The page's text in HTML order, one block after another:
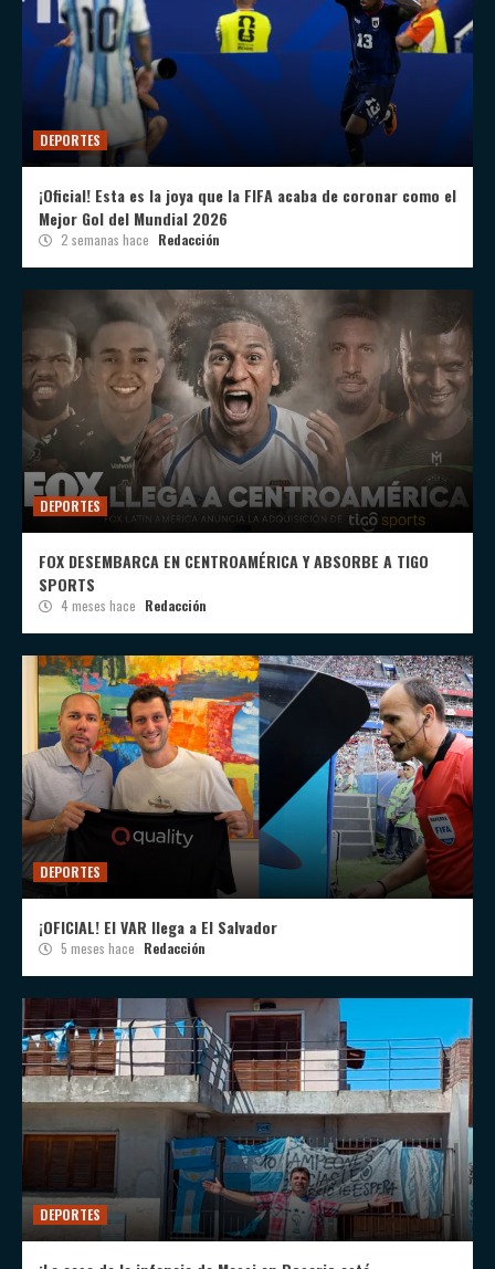
DEPORTES
¡Oficial! Esta es la joya que la FIFA acaba de coronar como el
Mejor Gol del Mundial 2026
2 semanas hace Redacción
DEPORTES
FOX DESEMBARCA EN CENTROAMÉRICA Y ABSORBE A TIGO
SPORTS
4 meses hace Redacción
DEPORTES
¡OFICIAL! El VAR llega a El Salvador
5 meses hace Redacción
DEPORTES